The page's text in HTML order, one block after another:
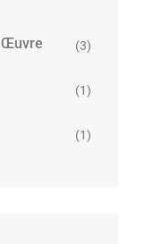
Œuvre (3)
(1)
(1)